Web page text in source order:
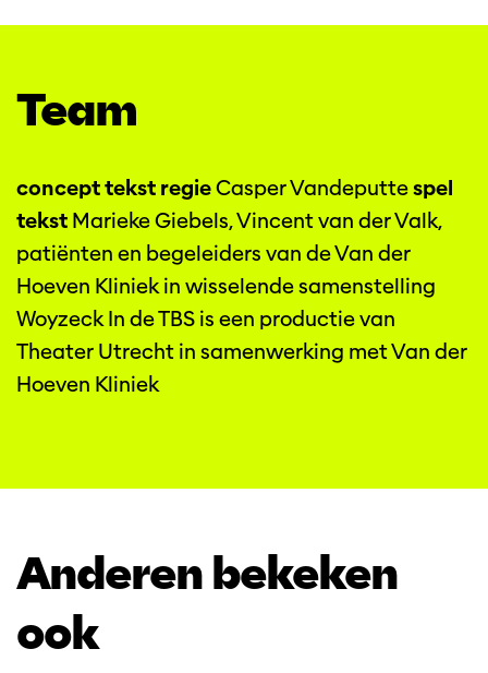
Team
concept tekst regieCasper Vandeputtespel
tekst Marieke Giebels, Vincent van der Valk,
patiënten en begeleiders van de Van der
Hoeven Kliniek in wisselende samenstelling
Woyzeck In de TBS is een productie van
Theater Utrecht in samenwerking met Van der
Hoeven Kliniek
Anderen bekeken
ook